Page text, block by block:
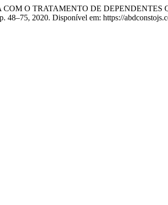
O TRATAMENTO DE DEPENDENTES
48–75, 2020. Disponível em: https://